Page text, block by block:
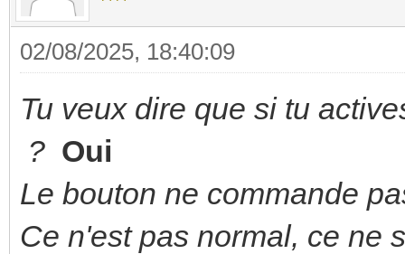
02/08/2025, 18:40:09
Tu veux dire que si tu
? Oui
Le bouton ne commande
Ce n'est pas normal, ce ne